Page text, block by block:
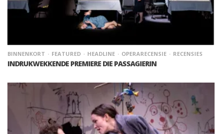
BINNENKORT FEATURED HEADLINE OPERARECENSIE RECENSIES
INDRUKWEKKENDE PREMIERE DIE PASSAGIERIN